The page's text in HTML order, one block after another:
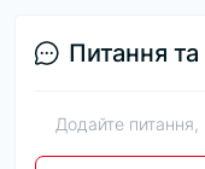
Питання та
Додайте питання,